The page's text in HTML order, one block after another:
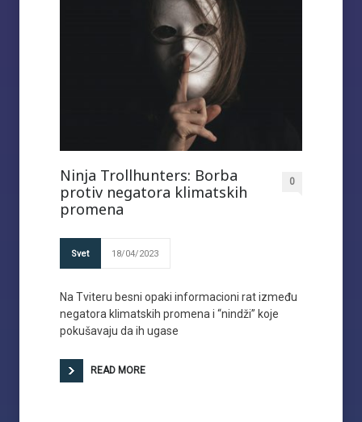
Ninja Trollhunters: Borba
protiv negatora klimatskih
promena
0
Svet 18/04/2023
Na Tviteru besni opaki informacioni rat između
negatora klimatskih promena i “nindži” koje
pokušavaju da ih ugase
READ MORE